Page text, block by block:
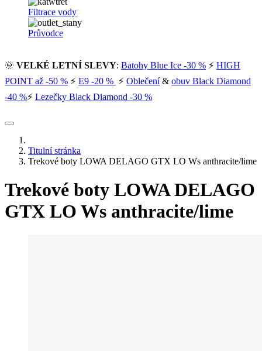
Filtrace vody
Průvodce
🌞 VELKÉ LETNÍ SLEVY: Batohy Blue Ice -30 % ⚡ HIGH
POINT až -50 % ⚡ E9 -20 % ⚡ Oblečení& obuv Black Diamond
-40 %⚡ Lezečky Black Diamond -30 %
Titulní stránka
Trekové boty LOWA DELAGO GTX LO Ws anthracite/lime
Trekové boty LOWA DELAGO
GTX LO Ws anthracite/lime